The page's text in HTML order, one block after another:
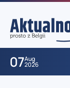
07Aug
2026